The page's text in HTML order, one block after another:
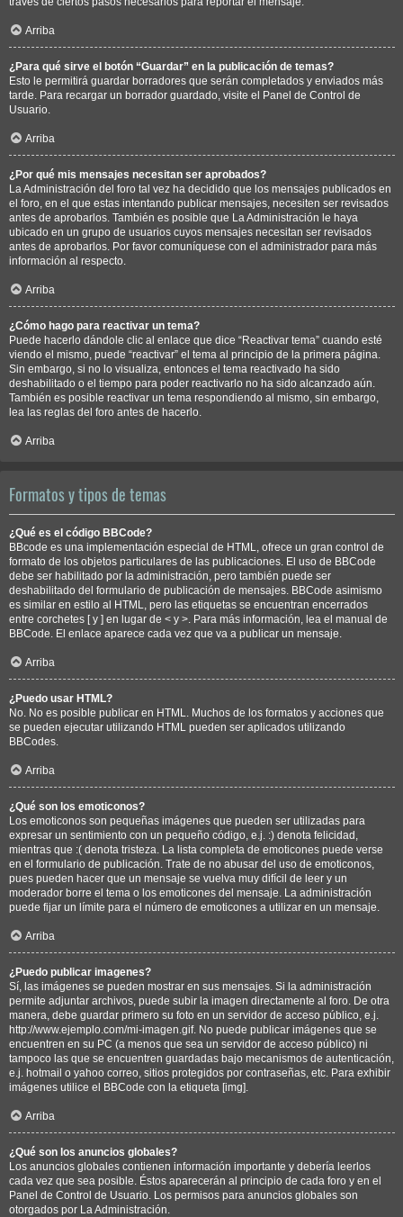
Arriba
¿Para qué sirve el botón “Guardar” en la publicación de temas?
Esto le permitirá guardar borradores que serán completados y enviados más
tarde. Para recargar un borrador guardado, visite el Panel de Control de
Usuario.
Arriba
¿Por qué mis mensajes necesitan ser aprobados?
La Administración del foro tal vez ha decidido que los mensajes publicados en
el foro, en el que estas intentando publicar mensajes, necesiten ser revisados
antes de aprobarlos. También es posible que La Administración le haya
ubicado en un grupo de usuarios cuyos mensajes necesitan ser revisados
antes de aprobarlos. Por favor comuníquese con el administrador para más
información al respecto.
Arriba
¿Cómo hago para reactivar un tema?
Puede hacerlo dándole clic al enlace que dice “Reactivar tema” cuando esté
viendo el mismo, puede “reactivar” el tema al principio de la primera página.
Sin embargo, si no lo visualiza, entonces el tema reactivado ha sido
deshabilitado o el tiempo para poder reactivarlo no ha sido alcanzado aún.
También es posible reactivar un tema respondiendo al mismo, sin embargo,
lea las reglas del foro antes de hacerlo.
Arriba
Formatos y tipos de temas
¿Qué es el código BBCode?
BBcode es una implementación especial de HTML, ofrece un gran control de
formato de los objetos particulares de las publicaciones. El uso de BBCode
debe ser habilitado por la administración, pero también puede ser
deshabilitado del formulario de publicación de mensajes. BBCode asimismo
es similar en estilo al HTML, pero las etiquetas se encuentran encerrados
entre corchetes [ y ] en lugar de < y >. Para más información, lea el manual de
BBCode. El enlace aparece cada vez que va a publicar un mensaje.
Arriba
¿Puedo usar HTML?
No. No es posible publicar en HTML. Muchos de los formatos y acciones que
se pueden ejecutar utilizando HTML pueden ser aplicados utilizando
BBCodes.
Arriba
¿Qué son los emoticonos?
Los emoticonos son pequeñas imágenes que pueden ser utilizadas para
expresar un sentimiento con un pequeño código, e.j. :) denota felicidad,
mientras que :( denota tristeza. La lista completa de emoticones puede verse
en el formulario de publicación. Trate de no abusar del uso de emoticonos,
pues pueden hacer que un mensaje se vuelva muy difícil de leer y un
moderador borre el tema o los emoticones del mensaje. La administración
puede fijar un límite para el número de emoticones a utilizar en un mensaje.
Arriba
¿Puedo publicar imagenes?
Sí, las imágenes se pueden mostrar en sus mensajes. Si la administración
permite adjuntar archivos, puede subir la imagen directamente al foro. De otra
manera, debe guardar primero su foto en un servidor de acceso público, e.j.
http://www.ejemplo.com/mi-imagen.gif. No puede publicar imágenes que se
encuentren en su PC (a menos que sea un servidor de acceso público) ni
tampoco las que se encuentren guardadas bajo mecanismos de autenticación,
e.j. hotmail o yahoo correo, sitios protegidos por contraseñas, etc. Para exhibir
imágenes utilice el BBCode con la etiqueta [img].
Arriba
¿Qué son los anuncios globales?
Los anuncios globales contienen información importante y debería leerlos
cada vez que sea posible. Éstos aparecerán al principio de cada foro y en el
Panel de Control de Usuario. Los permisos para anuncios globales son
otorgados por La Administración.